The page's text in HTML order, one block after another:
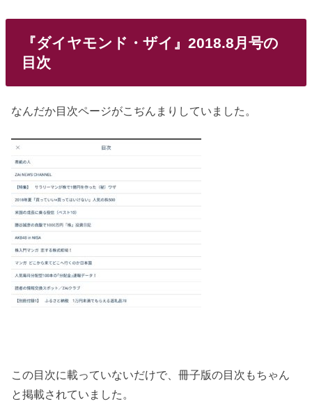
『ダイヤモンド・ザイ』2018.8月号の
目次
なんだか目次ページがこぢんまりしていました。
この目次に載っていないだけで、冊子版の目次もちゃん
と掲載されていました。